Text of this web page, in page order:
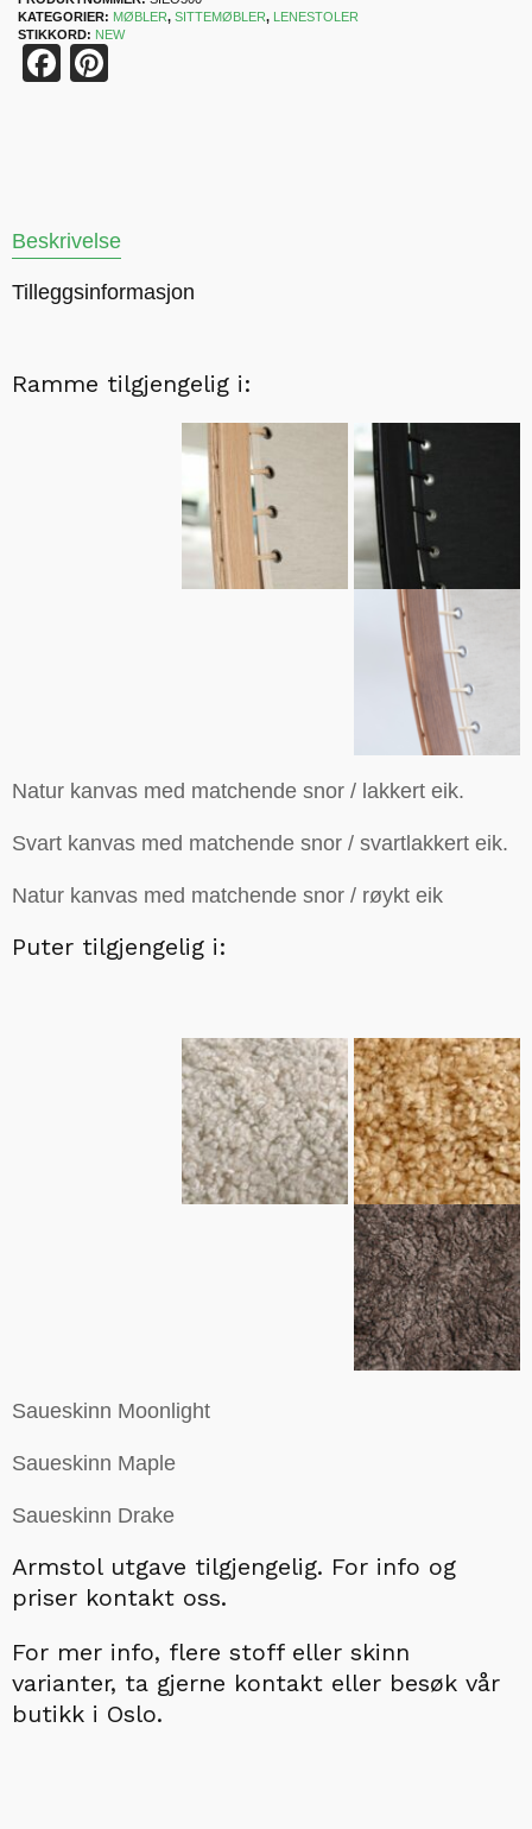
KATEGORIER: MØBLER, SITTEMØBLER, LENESTOLER
STIKKORD: NEW
Facebook
Beskrivelse
Tilleggsinformasjon
Ramme tilgjengelig i:
Natur kanvas med matchende snor / lakkert eik.
Svart kanvas med matchende snor / svartlakkert eik.
Natur kanvas med matchende snor / røykt eik
Puter tilgjengelig i:
Saueskinn Moonlight
Saueskinn Maple
Saueskinn Drake
Armstol utgave tilgjengelig. For info og
priser kontakt oss.
For mer info, flere stoff eller skinn
varianter, ta gjerne kontakt eller besøk vår
butikk i Oslo.